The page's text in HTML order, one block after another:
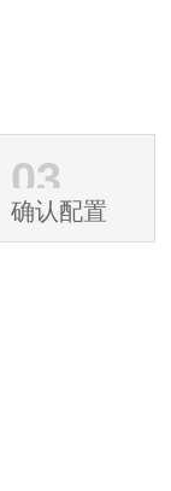
03
确认配置